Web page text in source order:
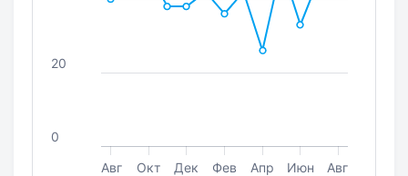
Авг Окт Дек Фев Апр Июн Авг
0
20